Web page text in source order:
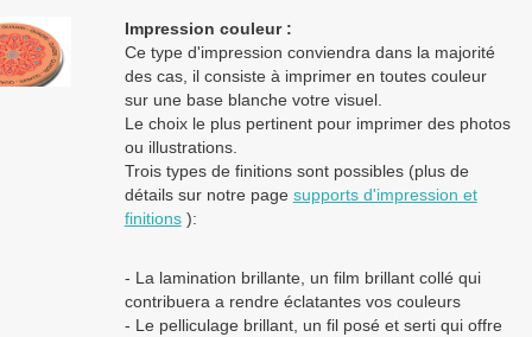
Impression couleur :
Ce type d'impression conviendra dans la majorité
des cas, il consiste à imprimer en toutes couleur
sur une base blanche votre visuel.
Le choix le plus pertinent pour imprimer des photos
ou illustrations.
Trois types de finitions sont possibles (plus de
détails sur notre page supports d'impression et
finitions):
- La lamination brillante, un film brillant collé qui
contribuera a rendre éclatantes vos couleurs
- Le pelliculage brillant, un fil posé et serti qui offre